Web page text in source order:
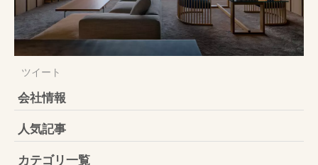
ツイート
会社情報
人気記事
カテゴリ一覧